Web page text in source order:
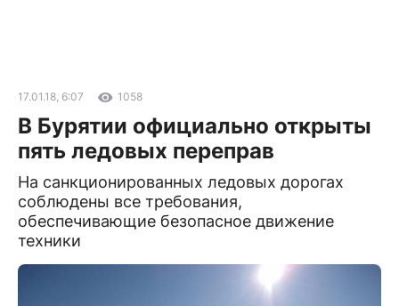
17.01.18, 6:07 1058
В Бурятии официально открыты
пять ледовых переправ
На санкционированных ледовых дорогах
соблюдены все требования,
обеспечивающие безопасное движение
техники